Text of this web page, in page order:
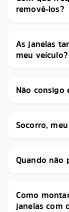
removê-los?
As janelas
meu veículo?
Não consigo
Socorro,
Quando não
Como
janelas com